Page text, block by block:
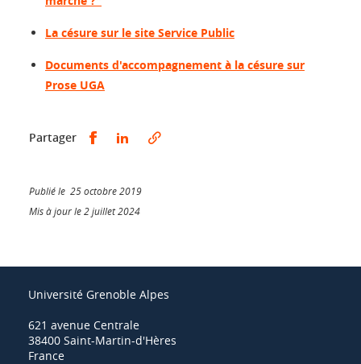
La césure sur le site Service Public
Documents d'accompagnement à la césure sur
Prose UGA
Partager Partager sur Facebook
Partager sur LinkedIn
Publié le 25 octobre 2019
Mis à jour le 2 juillet 2024
Université Grenoble Alpes
621 avenue Centrale
38400 Saint-Martin-d'Hères
France